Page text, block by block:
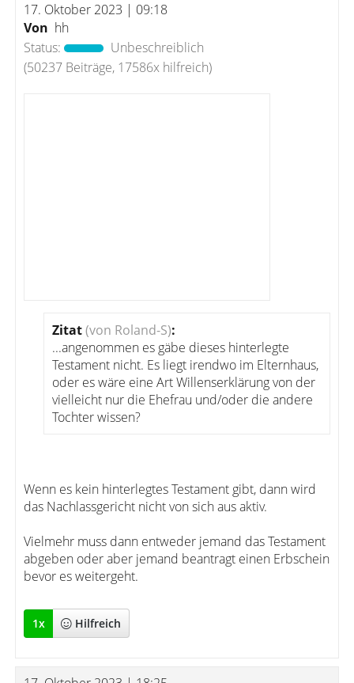
17. Oktober 2023 | 09:18
Von hh
Status:
Unbeschreiblich
(50237 Beiträge, 17586x hilfreich)
Zitat(von Roland-S):
...angenommen es gäbe dieses hinterlegte
Testament nicht. Es liegt irendwo im Elternhaus,
oder es wäre eine Art Willenserklärung von der
vielleicht nur die Ehefrau und/oder die andere
Tochter wissen?
Wenn es kein hinterlegtes Testament gibt, dann wird
das Nachlassgericht nicht von sich aus aktiv.
Vielmehr muss dann entweder jemand das Testament
abgeben oder aber jemand beantragt einen Erbschein
bevor es weitergeht.
1x Hilfreich